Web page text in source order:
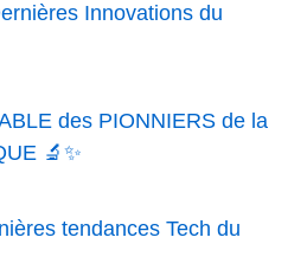
Innovations du
des PIONNIERS de la
🔬✨
tendances Tech du